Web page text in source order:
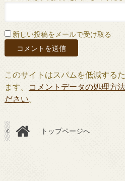
新しい投稿をメールで受け取る
このサイトはスパムを低減する
ます。
コメントデータの処理方
ださい。
トップページへ